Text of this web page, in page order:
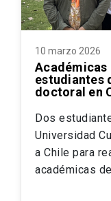
10 marzo 2026
Académicas
estudiantes
doctoral en
Dos
Universidad
a Chile para
académicas